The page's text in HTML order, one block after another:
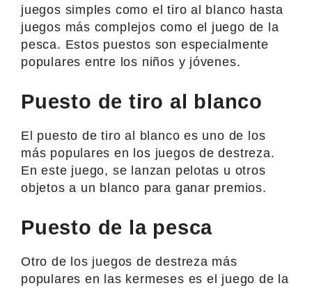
juegos simples como el tiro al blanco hasta
juegos más complejos como el juego de la
pesca. Estos puestos son especialmente
populares entre los niños y jóvenes.
Puesto de tiro al blanco
El puesto de tiro al blanco es uno de los
más populares en los juegos de destreza.
En este juego, se lanzan pelotas u otros
objetos a un blanco para ganar premios.
Puesto de la pesca
Otro de los juegos de destreza más
populares en las kermeses es el juego de la